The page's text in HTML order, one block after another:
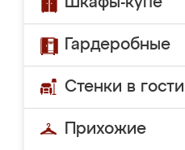
Гардеробные
Стенки в
Прихожие